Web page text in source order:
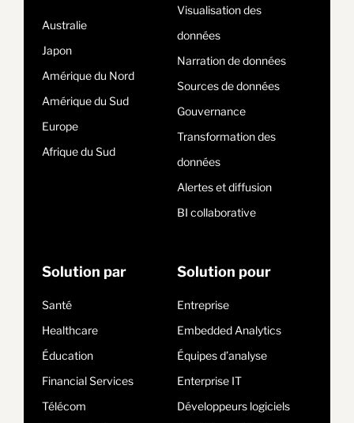
Australie
Japon
Amérique du Nord
Amérique du Sud
Europe
Afrique du Sud
Visualisation des
données
Narration de données
Sources de données
Gouvernance
Transformation des
données
Alertes et diffusion
BI collaborative
Solution par
Santé
Healthcare
Éducation
Financial Services
Télécom
Solution pour
Entreprise
Embedded Analytics
Équipes d’analyse
Enterprise IT
Développeurs logiciels